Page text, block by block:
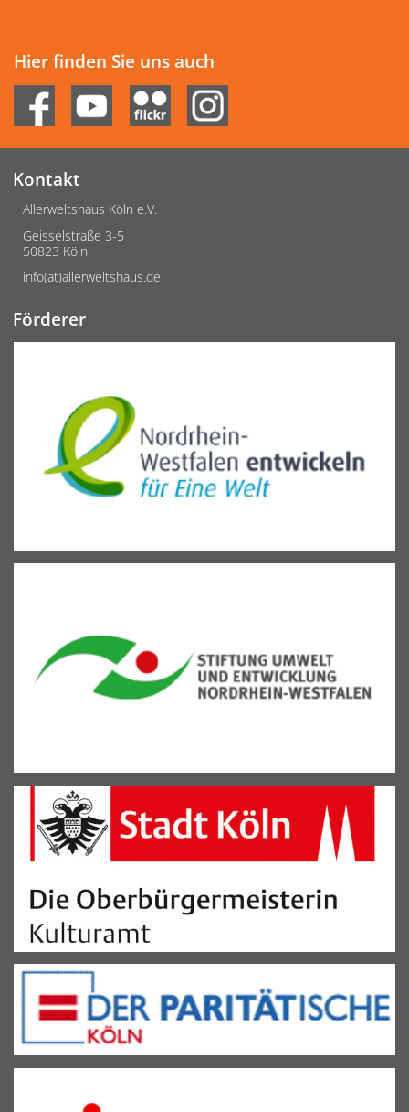
Hier finden Sie uns auch
Kontakt
Allerweltshaus Köln e.V.
Geisselstraße 3-5
50823 Köln
info(at)allerweltshaus.de
Förderer